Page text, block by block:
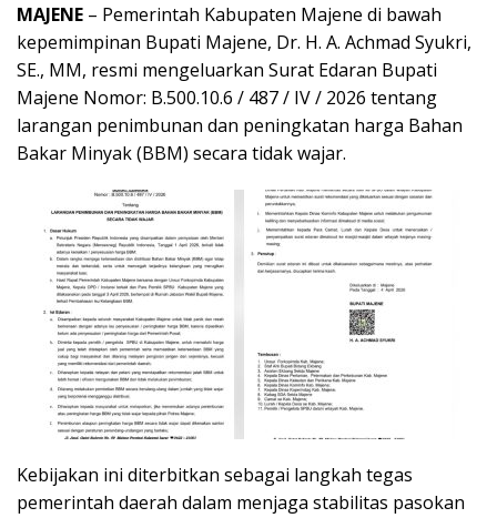
MAJENE – Pemerintah Kabupaten Majene di bawah
kepemimpinan Bupati Majene, Dr. H. A. Achmad Syukri,
SE., MM, resmi mengeluarkan Surat Edaran Bupati
Majene Nomor: B.500.10.6 / 487 / IV / 2026 tentang
larangan penimbunan dan peningkatan harga Bahan
Bakar Minyak (BBM) secara tidak wajar.
Kebijakan ini diterbitkan sebagai langkah tegas
pemerintah daerah dalam menjaga stabilitas pasokan